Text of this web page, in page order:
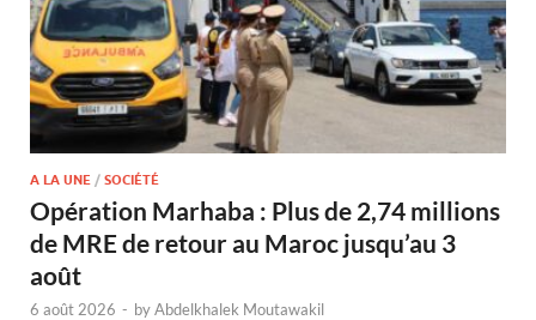
A LA UNE / SOCIÉTÉ
Opération Marhaba : Plus de 2,74 millions
de MRE de retour au Maroc jusqu’au 3
août
6 août 2026 - byAbdelkhalek Moutawakil